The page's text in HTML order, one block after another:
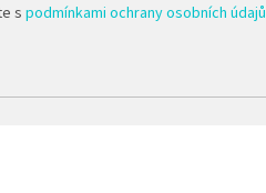
spodmínkami ochrany osobních údajů